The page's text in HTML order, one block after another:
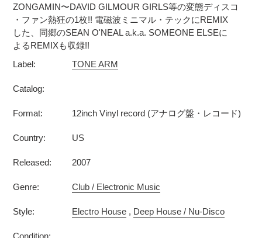
追
加
す
る
ZONGAMIN〜DAVID GILMOUR GIRLS等の変態ディスコ
・ファン熱狂の1枚!! 電磁波ミニマル・テックにREMIX
した、同郷のSEAN O'NEAL a.k.a. SOMEONE ELSEに
よるREMIXも収録!!
Label:
TONE ARM
Catalog:
Format: 12inch Vinyl record (アナログ盤・レコード)
Country: US
Released: 2007
Genre: Club / Electronic Music
Style: Electro House , Deep House / Nu-Disco
Condition: